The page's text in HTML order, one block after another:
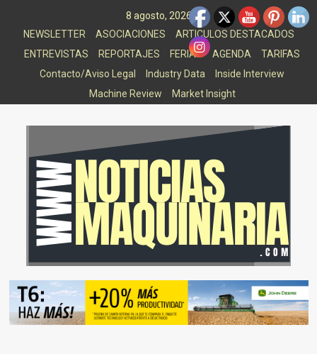
8 agosto, 2026
NEWSLETTER
ASOCIACIONES
ARTICULOS DESTACADOS
ENTREVISTAS
REPORTAJES FERIAS AGENDA
TARIFAS
Contacto/Aviso Legal
Industry Data
Inside Interview
Machine Review
Market Insight